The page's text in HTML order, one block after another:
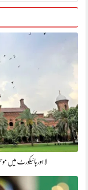
لاہور ہائیکورٹ میں